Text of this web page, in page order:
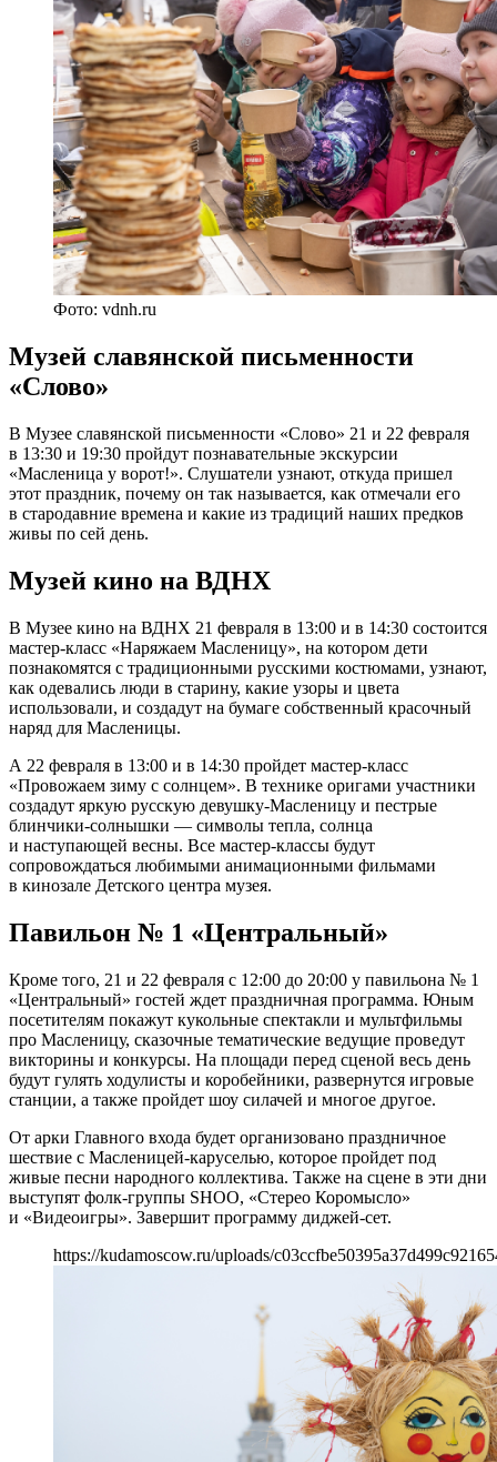
Фото: vdnh.ru
Музей славянской письменности
«Слово»
В Музее славянской письменности «Слово» 21 и 22 февраля
в 13:30 и 19:30 пройдут познавательные экскурсии
«Масленица у ворот!». Слушатели узнают, откуда пришел
этот праздник, почему он так называется, как отмечали его
в стародавние времена и какие из традиций наших предков
живы по сей день.
Музей кино на ВДНХ
В Музее кино на ВДНХ 21 февраля в 13:00 и в 14:30 состоится
мастер-класс «Наряжаем Масленицу», на котором дети
познакомятся с традиционными русскими костюмами, узнают,
как одевались люди в старину, какие узоры и цвета
использовали, и создадут на бумаге собственный красочный
наряд для Масленицы.
А 22 февраля в 13:00 и в 14:30 пройдет мастер-класс
«Провожаем зиму с солнцем». В технике оригами участники
создадут яркую русскую девушку-Масленицу и пестрые
блинчики-солнышки — символы тепла, солнца
и наступающей весны. Все мастер-классы будут
сопровождаться любимыми анимационными фильмами
в кинозале Детского центра музея.
Павильон № 1 «Центральный»
Кроме того, 21 и 22 февраля с 12:00 до 20:00 у павильона № 1
«Центральный» гостей ждет праздничная программа. Юным
посетителям покажут кукольные спектакли и мультфильмы
про Масленицу, сказочные тематические ведущие проведут
викторины и конкурсы. На площади перед сценой весь день
будут гулять ходулисты и коробейники, развернутся игровые
станции, а также пройдет шоу силачей и многое другое.
От арки Главного входа будет организовано праздничное
шествие с Масленицей-каруселью, которое пройдет под
живые песни народного коллектива. Также на сцене в эти дни
выступят фолк-группы SHOO, «Стерео Коромысло»
и «Видеоигры». Завершит программу диджей-сет.
https://kudamoscow.ru/uploads/